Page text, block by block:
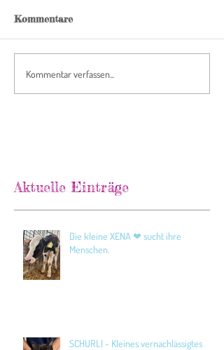
Kommentare
Kommentar verfassen...
Aktuelle Einträge
Die kleine XENA ❤ sucht ihre
Menschen.
SCHURLI - Kleines vernachlässigtes